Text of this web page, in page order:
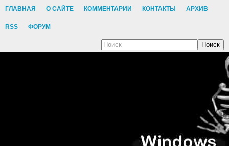
ГЛАВНАЯ О САЙТЕ КОММЕНТАРИИ КОНТАКТЫ АРХИВ
RSS ФОРУМ
Поиск